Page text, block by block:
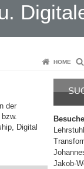
HOME
der
Digital
Jakob-